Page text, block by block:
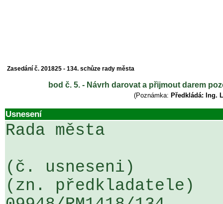
Zasedání č. 201825 - 134. schůze rady města
bod č. 5. - Návrh darovat a přijmout darem
(Poznámka: Předkládá: Ing.
Usnesení
Rada města
(č. usneseni)
(zn. předkladatele)